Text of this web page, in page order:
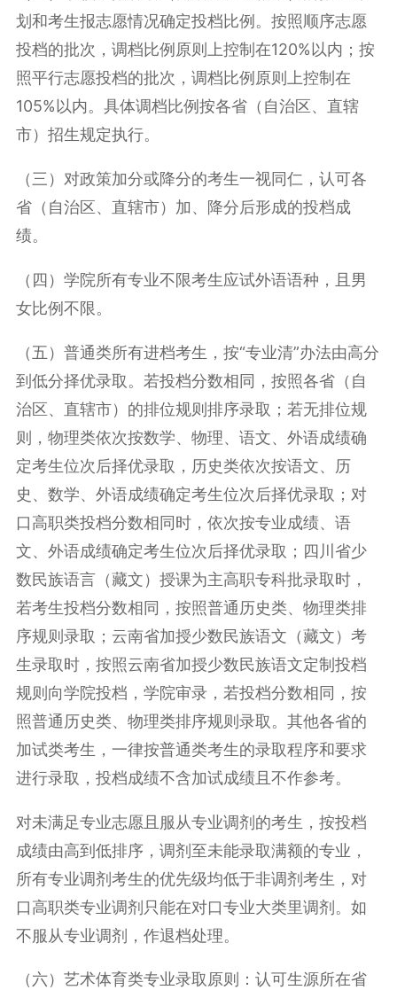
划和考生报志愿情况确定投档比例。按照顺序志愿
投档的批次，调档比例原则上控制在120%以内；按
照平行志愿投档的批次，调档比例原则上控制在
105%以内。具体调档比例按各省（自治区、直辖
市）招生规定执行。
（三）对政策加分或降分的考生一视同仁，认可各
省（自治区、直辖市）加、降分后形成的投档成
绩。
（四）学院所有专业不限考生应试外语语种，且男
女比例不限。
（五）普通类所有进档考生，按“专业清”办法由高分
到低分择优录取。若投档分数相同，按照各省（自
治区、直辖市）的排位规则排序录取；若无排位规
则，物理类依次按数学、物理、语文、外语成绩确
定考生位次后择优录取，历史类依次按语文、历
史、数学、外语成绩确定考生位次后择优录取；对
口高职类投档分数相同时，依次按专业成绩、语
文、外语成绩确定考生位次后择优录取；四川省少
数民族语言（藏文）授课为主高职专科批录取时，
若考生投档分数相同，按照普通历史类、物理类排
序规则录取；云南省加授少数民族语文（藏文）考
生录取时，按照云南省加授少数民族语文定制投档
规则向学院投档，学院审录，若投档分数相同，按
照普通历史类、物理类排序规则录取。其他各省的
加试类考生，一律按普通类考生的录取程序和要求
进行录取，投档成绩不含加试成绩且不作参考。
对未满足专业志愿且服从专业调剂的考生，按投档
成绩由高到低排序，调剂至未能录取满额的专业，
所有专业调剂考生的优先级均低于非调剂考生，对
口高职类专业调剂只能在对口专业大类里调剂。如
不服从专业调剂，作退档处理。
（六）艺术体育类专业录取原则：认可生源所在省